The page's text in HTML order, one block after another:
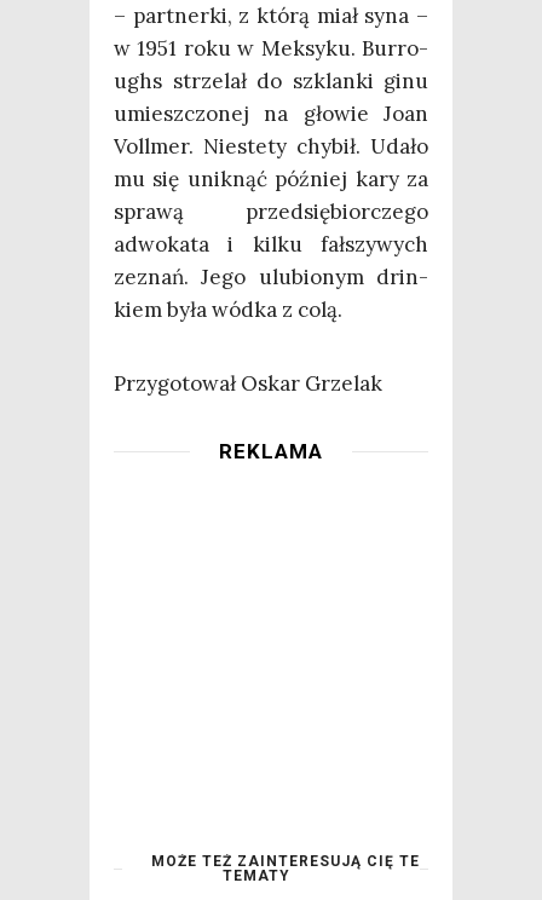
– part­ner­ki, z któ­rą miał syna –
w 1951 roku w Mek­sy­ku. Bur­ro­
ughs strze­lał do szklan­ki ginu
umiesz­czo­nej na gło­wie Joan
Vol­l­mer. Nie­ste­ty chy­bił. Uda­ło
mu się unik­nąć póź­niej kary za
spra­wą przed­się­bior­cze­go
adwo­ka­ta i kil­ku fał­szy­wych
zeznań. Jego ulu­bio­nym drin­
kiem była wód­ka z colą.
Przy­go­to­wał Oskar Grzelak
REKLAMA
MOŻE TEŻ ZAINTERESUJĄ CIĘ TE
TEMATY